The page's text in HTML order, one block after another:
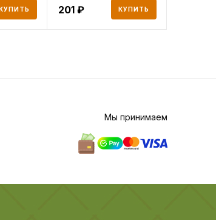
201 КУПИТЬ
Мы принимаем